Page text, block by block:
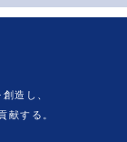
造し、
献する。